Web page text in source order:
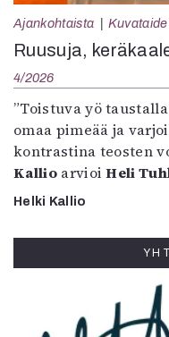
Ajankohtaista Kuvataide
Ruusuja,
4/2026
”Toistuva yö
omaa pimeää ja
kontrastina teosten
KallioarvioiHeli
Helki Kallio